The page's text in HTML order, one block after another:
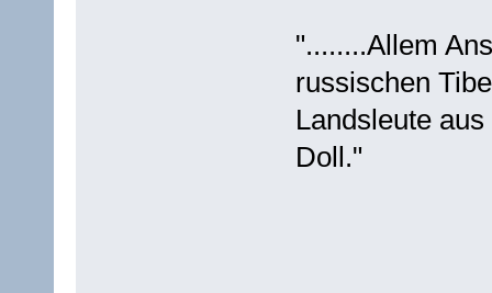
"........Allem
russischen
Landsleute
Doll."